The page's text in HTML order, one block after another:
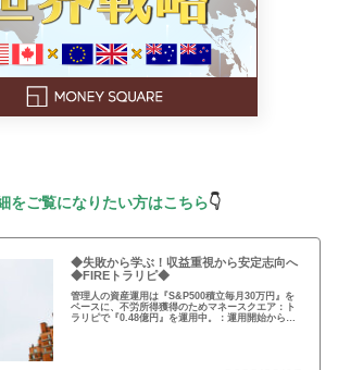
をご覧になりたい方はこちら👇
◆失敗から学ぶ！収益重視から安定志向へ
◆FIREトラリピ◆
管理人の資産運用は『S&P500積立毎月30万円』を
ベースに、不労所得獲得のためマネースクエア：ト
ラリピで『0.48億円』を運用中。：運用開始からほ